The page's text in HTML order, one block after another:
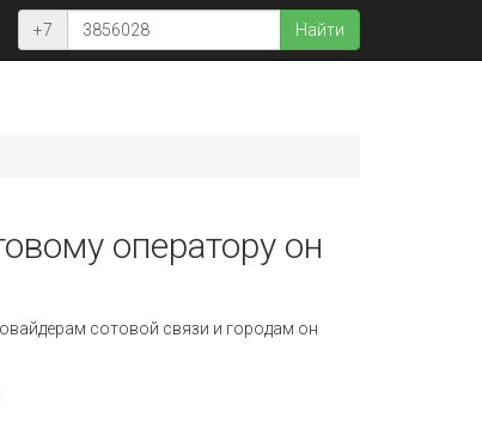
+7 Найти
оператору он
сотовой связи и городам он